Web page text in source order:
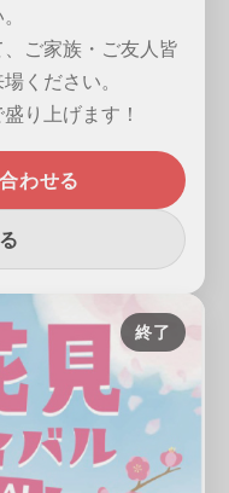
ご家族・ご友人皆
ください。
り上げます！
わせる